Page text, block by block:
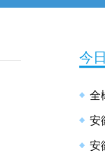
今
安